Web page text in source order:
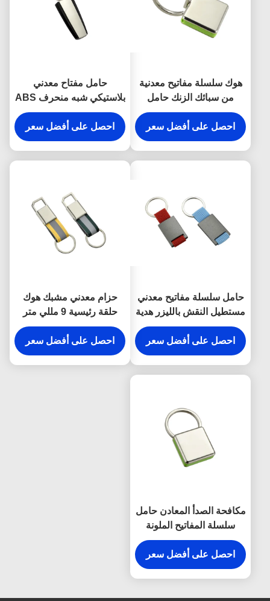
هوك سلسلة مفاتيح معدنية
من سبائك الزنك حامل
المفاجئة المضادة للصدأ
محفورة أقراط معدنية
احصل على أفضل سعر
حامل مفتاح معدني
بلاستيكي شبه منحرف ABS
مطلي بالفضة
احصل على أفضل سعر
حامل سلسلة مفاتيح معدني
مستطيل النقش بالليزر هدية
تذكارية من القماش
احصل على أفضل سعر
حزام معدني مشبك هوك
حلقة رئيسية 9 مللي متر
سمك مشرق قماش مفتاح
حامل هدايا تذكارية
احصل على أفضل سعر
مكافحة الصدأ المعادن حامل
سلسلة المفاتيح الملونة
المفاجئة هوك المفاتيح
البلاستيكية مربع
احصل على أفضل سعر